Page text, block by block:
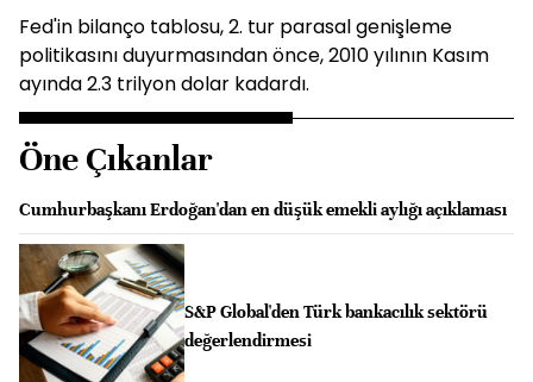
Fed'in bilanço tablosu, 2. tur parasal genişleme
politikasını duyurmasından önce, 2010 yılının Kasım
ayında 2.3 trilyon dolar kadardı.
Öne Çıkanlar
Cumhurbaşkanı Erdoğan'dan en düşük emekli aylığı açıklaması
S&P Global'den Türk bankacılık sektörü
değerlendirmesi